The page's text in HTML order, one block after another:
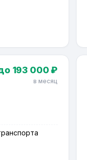
193 000 ₽
в месяц